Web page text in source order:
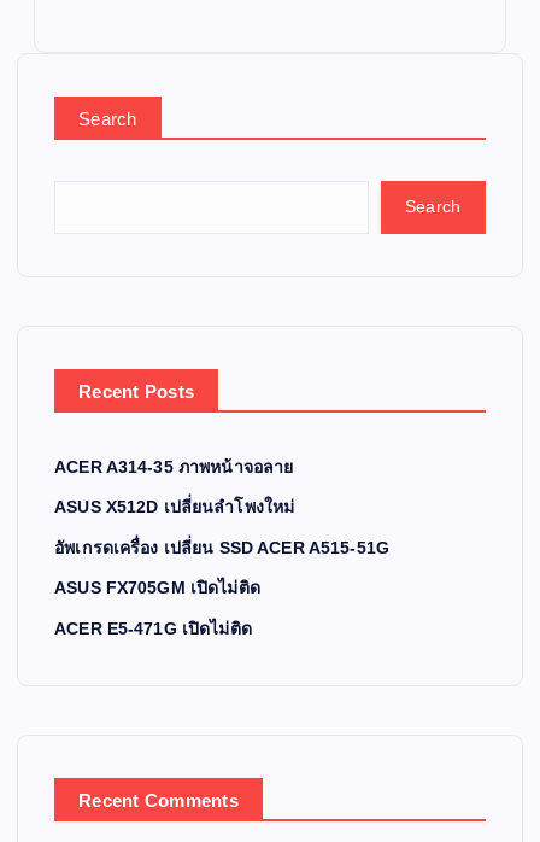
Search
Search
Recent Posts
ACER A314-35 ภาพหน้าจอลาย
ASUS X512D เปลี่ยนลำโพงใหม่
อัพเกรดเครื่อง เปลี่ยน SSD ACER A515-51G
ASUS FX705GM เปิดไม่ติด
ACER E5-471G เปิดไม่ติด
Recent Comments